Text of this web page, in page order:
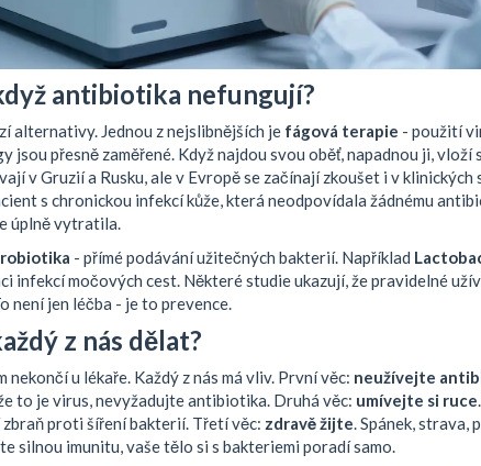
antibiotika nefungují?
alternativy. Jednou z nejslibnějších je fágová terapie - použití
jsou přesně zaměřené. Když najdou svou oběť, napadnou ji,
v Gruzií a Rusku, ale v Evropě se začínají zkoušet i v
s chronickou infekcí kůže, která neodpovídala žádnému
úplně vytratila.
- přímé podávání užitečných bakterií. Například
infekcí močových cest. Některé studie ukazují, že pravidelné
není jen léčba - je to prevence.
z nás dělat?
u lékaře. Každý z nás má vliv. První věc: neužívejte
to je virus, nevyžadujte antibiotika. Druhá věc: umívejte si ruce
proti šíření bakterií. Třetí věc: zdravě žijte. Spánek, strava,
silnou imunitu, vaše tělo si s bakteriemi poradí samo.